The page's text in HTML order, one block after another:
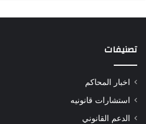
تصنيفات
اخبار المحاكم
استشارات قانونيه
الدعم القانوني